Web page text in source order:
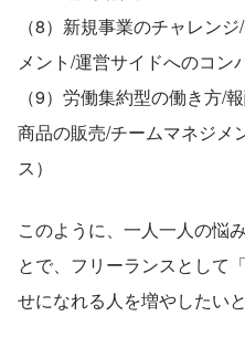
（8）新規事業のチャレン
メント/運営サイドへのコン
（9）労働集約型の働き方/
商品の販売/チームマネジメ
ス）
このように、一人一人の悩
とで、フリーランスとして
せになれる人を増やしたい